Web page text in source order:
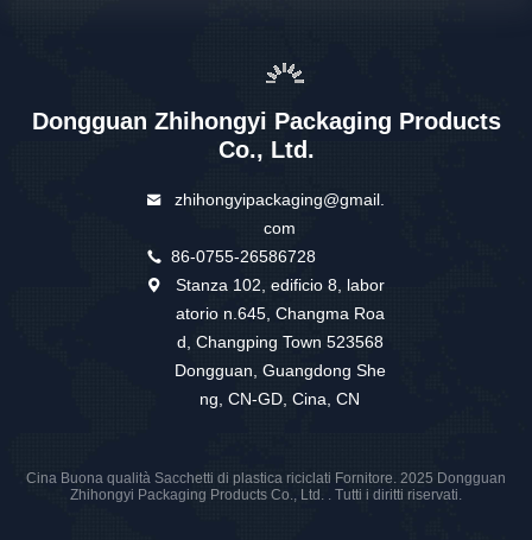
Dongguan Zhihongyi Packaging Products
Co., Ltd.
zhihongyipackaging@gmail.
com
86-0755-26586728
Stanza 102, edificio 8, labor
atorio n.645, Changma Roa
d, Changping Town 523568
Dongguan, Guangdong She
ng, CN-GD, Cina, CN
Cina Buona qualità Sacchetti di plastica riciclati Fornitore. 2025 Dongguan
Zhihongyi Packaging Products Co., Ltd. . Tutti i diritti riservati.